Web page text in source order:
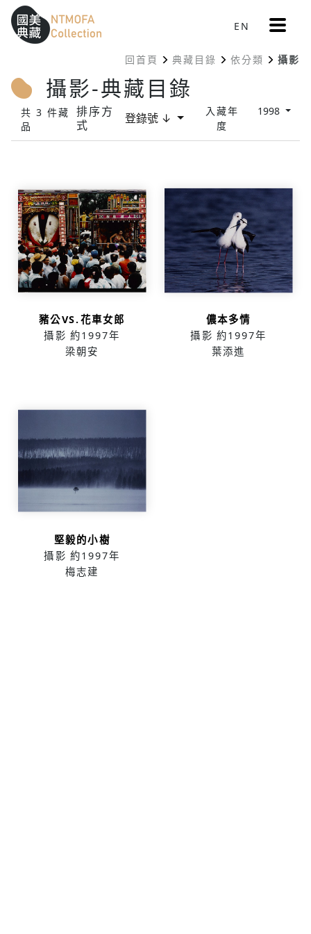
跳到中間主要內容區
網站導覽
::: EN 更
多
單
回首頁 典藏目錄 依分類 攝影
攝影-典藏目錄
共 3 件藏
品
排序方
式
登錄號 ↓
入藏年
度
1998
豬公VS.花車女郎
攝影 約1997年
梁朝安
儂本多情
攝影 約1997年
葉添進
堅毅的小樹
攝影 約1997年
梅志建